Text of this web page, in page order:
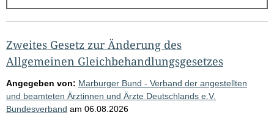
g
e
b
n
i
s
s
Zweites Gesetz zur Änderung des
Allgemeinen Gleichbehandlungsgesetzes
Angegeben von: Marburger Bund - Verband der angestellten
und beamteten Ärztinnen und Ärzte Deutschlands e.V.
Bundesverband am 06.08.2026